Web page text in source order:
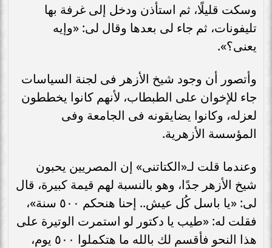
وسكت قليلًا، ثم استأذن ودخل إلى غرفة بها
تليفونات، ثم جاء لى بعدها وقال لى: «وإيه
يعنى؟».
وأتصور أن وجود شيخ الأزهر فى لجنة السياسات
جاء للإخوان على الطبطاب، لأنهم كانوا يخططون
لعزله، وكانوا يضايقونه فى الجامعة وفى
المؤسسة الأزهرية.
وعندما قلت لـ«الكتاتنى» إن المصريين يحبون
شيخ الأزهر جدًا، وهو بالنسبة لهم قيمة كبيرة، قال
لى: «يا باسل كُل عيش.. إحنا هنحكم ٥٠٠ سنة»،
فقلت له: «طيب يا دكتور لو استمرت الوتيرة على
هذا النحو فأقسم لك بالله ما هتكملوا ٥٠٠ يوم،